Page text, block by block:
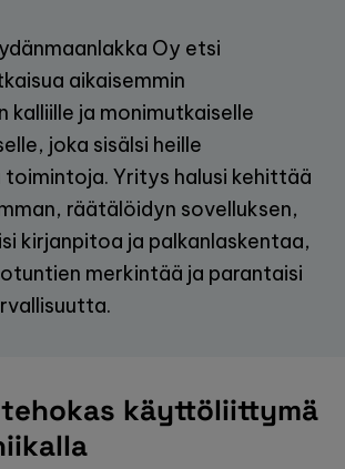
Oy etsi
aikaisemmin
kalliille ja monimutkaiselle
joka sisälsi heille
Yritys halusi kehittää
räätälöidyn sovelluksen,
kirjanpitoa ja palkanlaskentaa,
merkintää ja parantaisi
tehokas käyttöliittymä